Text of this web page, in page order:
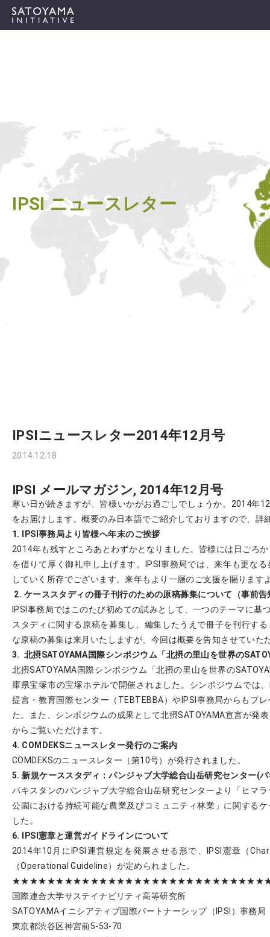
IPSIの活動
ケーススタディ
イベント
ニュースレター
IPSI ニュースレター
IPSIニュースレター2014年12月号
2014.12.18
IPSI メールマガジン, 2014年12月号
寒い日が続きますが、皆様いかがお過ごしでしょうか。2014年
をお届けします。概要のみ日本語でご紹介しておりますので、詳
1. IPSI事務局より皆様へ年末のご挨拶
2014年も残すところあとわずかとなりました。皆様には日ごろ
を借りて厚く御礼申し上げます。IPSI事務局では、来年も更な
していく所存でございます。来年もより一層のご支援を賜ります
2. ケーススタディの冊子刊行のための原稿募集について（事前告
IPSI事務局ではこのたび初めての試みとして、一つのテーマに基
スタディに関する原稿を募集し、編集したうえで冊子を刊行す
な原稿の募集は来月いたしますが、今回は概要を告知させていた
3. 北摂SATOYAMA国際シンポジウム「北摂の里山を世界の
北摂SATOYAMA国際シンポジウム「北摂の里山を世界の
庫県宝塚市の宝塚ホテルで開催されました。シンポジウムでは
提言・教育国際センター（TEBTEBBA）やIPSI事務局からもプ
た。また、シンポジウムの成果として北摂SATOYAMA宣言が発
からご覧いただけます。
4. COMDEKSニュースレター発行のご案内
COMDEKSのニュースレター（第10号）が発行されました。
5. 新規ケーススタディ：パンジャブ大学総合山岳研究センター(
パキスタンのパンジャブ大学総合山岳研究センターより「ヒマ
公園における持続可能な農業及びコミュニティ林業」に関する
した。
6. IPSI憲章と運営ガイドラインについて
2014年10月にIPSI運営規定を発展させる形で、IPSI憲章（
（Operational Guideline）が定められました。
国際連合大学サステイナビリティ高等研究所
SATOYAMAイニシアティブ国際パートナーシップ（IPSI）事務局
東京都渋谷区神宮前5-53-70